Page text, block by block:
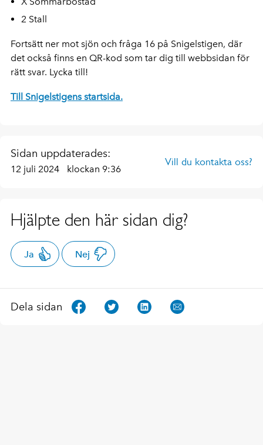
2 Stall
Fortsätt ner mot sjön och fråga 16 på Snigelstigen, där
det också finns en QR-kod som tar dig till webbsidan för
rätt svar. Lycka till!
Till Snigelstigens startsida.
Sidan uppdaterades:
12 juli 2024 klockan 9:36
Vill du kontakta oss?
Hjälpte den här sidan dig?
Ja Nej
Dela sidan